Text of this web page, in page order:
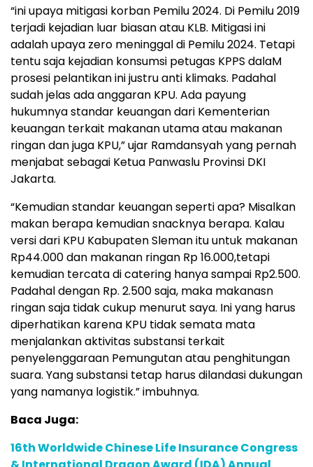
“ini upaya mitigasi korban Pemilu 2024. Di Pemilu 2019
terjadi kejadian luar biasan atau KLB. Mitigasi ini
adalah upaya zero meninggal di Pemilu 2024. Tetapi
tentu saja kejadian konsumsi petugas KPPS dalaM
prosesi pelantikan ini justru anti klimaks. Padahal
sudah jelas ada anggaran KPU. Ada payung
hukumnya standar keuangan dari Kementerian
keuangan terkait makanan utama atau makanan
ringan dan juga KPU,” ujar Ramdansyah yang pernah
menjabat sebagai Ketua Panwaslu Provinsi DKI
Jakarta.
“Kemudian standar keuangan seperti apa? Misalkan
makan berapa kemudian snacknya berapa. Kalau
versi dari KPU Kabupaten Sleman itu untuk makanan
Rp44.000 dan makanan ringan Rp 16.000,tetapi
kemudian tercata di catering hanya sampai Rp2.500.
Padahal dengan Rp. 2.500 saja, maka makanasn
ringan saja tidak cukup menurut saya. Ini yang harus
diperhatikan karena KPU tidak semata mata
menjalankan aktivitas substansi terkait
penyelenggaraan Pemungutan atau penghitungan
suara. Yang substansi tetap harus dilandasi dukungan
yang namanya logistik.” imbuhnya.
Baca Juga:
16th Worldwide Chinese Life Insurance Congress